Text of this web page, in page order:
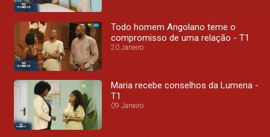
Todo homem Angolano teme o
compromisso de uma relação - T1
20 Janeiro
Maria recebe conselhos da Lumena -
T1
09 Janeiro